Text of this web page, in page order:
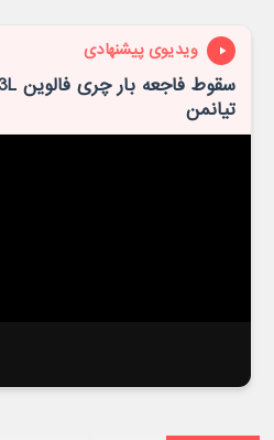
ویدیوی پیشنهادی
تیانمن